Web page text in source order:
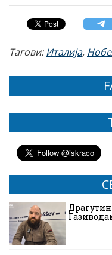
Тагови:Италија,